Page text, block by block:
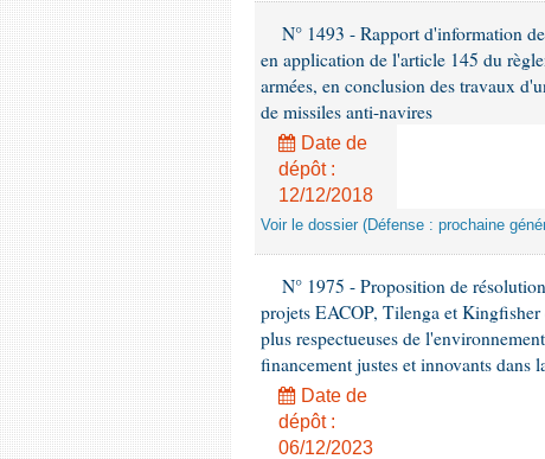
N° 1493 - Rapport d'information
en application de l'article 145 du
armées, en conclusion des travaux
de missiles anti-navires
Date de
dépôt :
12/12/2018
Voir le dossier (Défense : prochaine
N° 1975 - Proposition de
projets EACOP, Tilenga et
plus respectueuses de
financement justes et innovants dans
Date de
dépôt :
06/12/2023